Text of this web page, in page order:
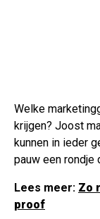
Welke
krijgen? Joost
kunnen in ieder
pauw een rondje
Lees meer: Zo
proof